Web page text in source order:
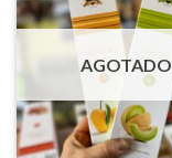
AGOTADO